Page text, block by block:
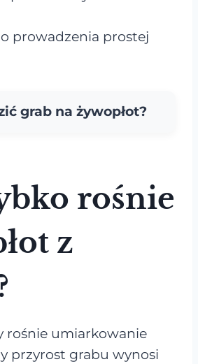
prowadzenia prostej
grab na żywopłot?
rośnie
z
rośnie umiarkowanie
przyrost grabu wynosi